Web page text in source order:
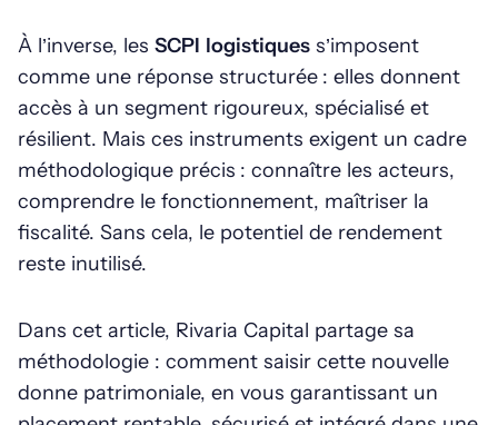
À l’inverse, les SCPI logistiques s’imposent
comme une réponse structurée : elles donnent
accès à un segment rigoureux, spécialisé et
résilient. Mais ces instruments exigent un cadre
méthodologique précis : connaître les acteurs,
comprendre le fonctionnement, maîtriser la
fiscalité. Sans cela, le potentiel de rendement
reste inutilisé.
Dans cet article, Rivaria Capital partage sa
méthodologie : comment saisir cette nouvelle
donne patrimoniale, en vous garantissant un